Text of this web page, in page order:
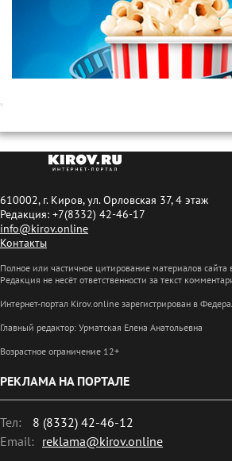
610002, г. Киров, ул. Орловская 37, 4 этаж
Редакция: +7(8332) 42-46-17
info@kirov.online
Контакты
Полное или частичное цитирование материалов
Редакция не несёт ответственности за текст
Интернет-портал Kirov.online зарегистрирован в
Главный редактор: Урматская Елена Анатольевна
Возрастное ограничение 12+
РЕКЛАМА НА ПОРТАЛЕ
Тел:
8 (8332) 42-46-12
Email: reklama@kirov.online